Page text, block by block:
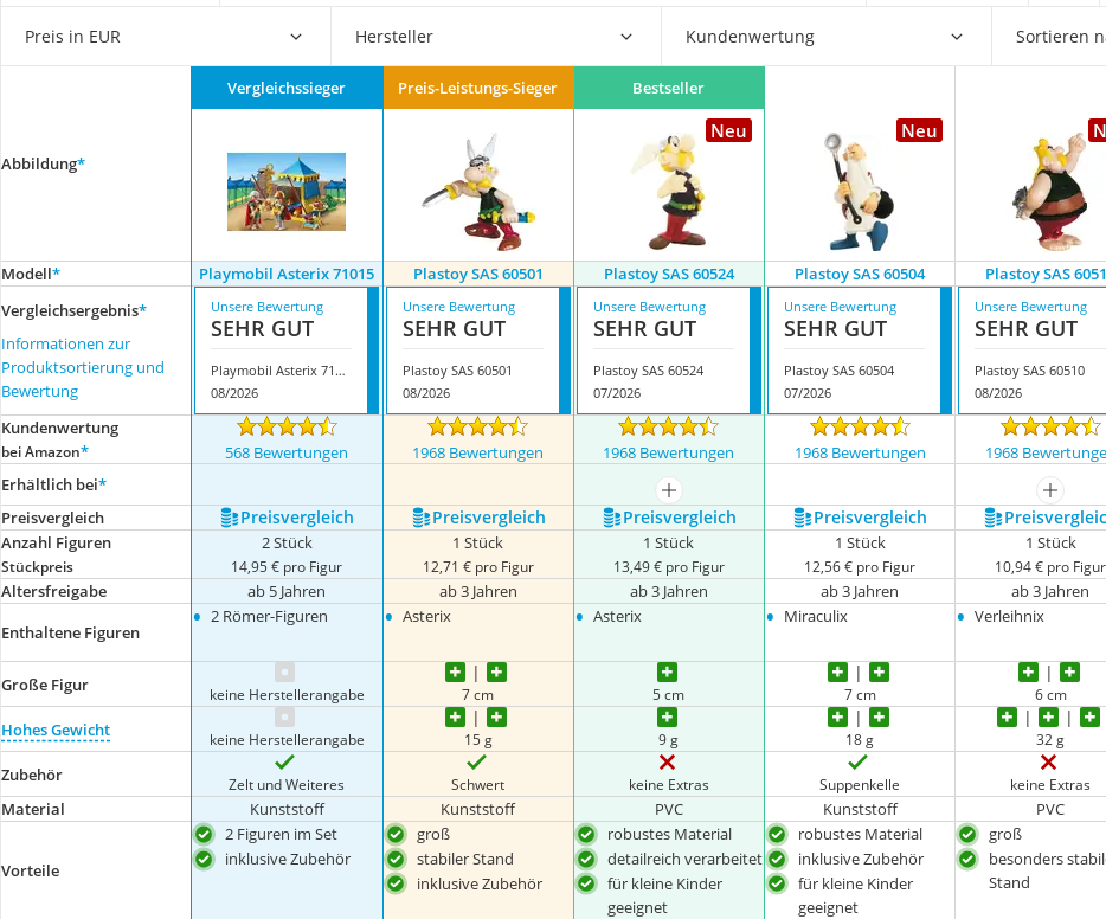
Kinderfahrradhelm
Barfußschuhe Kinder
Kinder-Mikroskop
Ferngesteuerter Hubschrauber
Preis in EUR Hersteller Kundenwertung Sortieren
Abbildung*
Vergleichssieger Preis-Leistungs-Sieger Bestseller
Neu Neu
Modell* Playmobil Asterix 71015 Plastoy SAS 60501 Plastoy SAS 60524 Plastoy SAS 60504 Plastoy SAS
Vergleichsergebnis*
Informationen zur
Produktsortierung und
Bewertung
Unsere Bewertung
SEHR GUT
Playmobil Asterix 71015
08/2026
Unsere Bewertung
SEHR GUT
Plastoy SAS 60501
08/2026
Unsere Bewertung
SEHR GUT
Plastoy SAS 60524
07/2026
Unsere Bewertung
SEHR GUT
Plastoy SAS 60504
07/2026
Unsere Bewertung
SEHR GUT
Plastoy SAS 60510
08/2026
Kundenwertung
bei Amazon* 568 Bewertungen 1968 Bewertungen 1968 Bewertungen 1968 Bewertungen 1968
Erhältlich bei*
mehr anzeigen mehr
Preis­vergleich
Preis­vergleich Preis­vergleich Preis­vergleich Preis­vergleich
Anzahl Figuren
Stückpreis
2 Stück
14,95 € pro Figur
1 Stück
12,71 € pro Figur
1 Stück
13,49 € pro Figur
1 Stück
12,56 € pro Figur
1 Stück
10,94 € pro Figur
Altersfreigabe ab 5 Jahren ab 3 Jahren ab 3 Jahren ab 3 Jahren ab 3 Jahren
Enthaltene Figuren
• 2 Römer-Figuren • Asterix • Asterix • Miraculix • Verleihnix
Große Figur keine Herstellerangabe 7 cm 5 cm 7 cm 6 cm
Hohes Gewicht keine Herstellerangabe 15 g 9 g 18 g 32 g
Zubehör Zelt und Weiteres Schwert keine Extras Suppenkelle keine Extras
Material Kunststoff Kunststoff PVC Kunststoff PVC
Vorteile
2 Figuren im Set
inklusive Zubehör
groß
stabiler Stand
inklusive Zubehör
robustes Material
detailreich verarbeitet
für kleine Kinder
geeignet
robustes Material
inklusive Zubehör
für kleine Kinder
geeignet
groß
besonders
Stand